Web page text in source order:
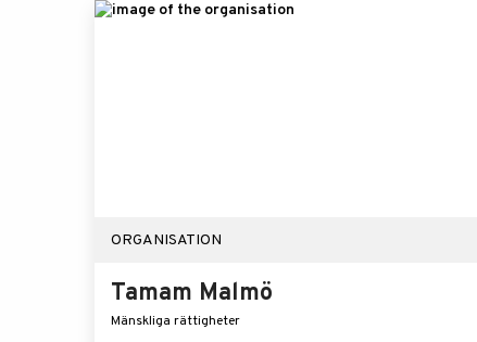
ORGANISATION
Tamam Malmö
Mänskliga rättigheter